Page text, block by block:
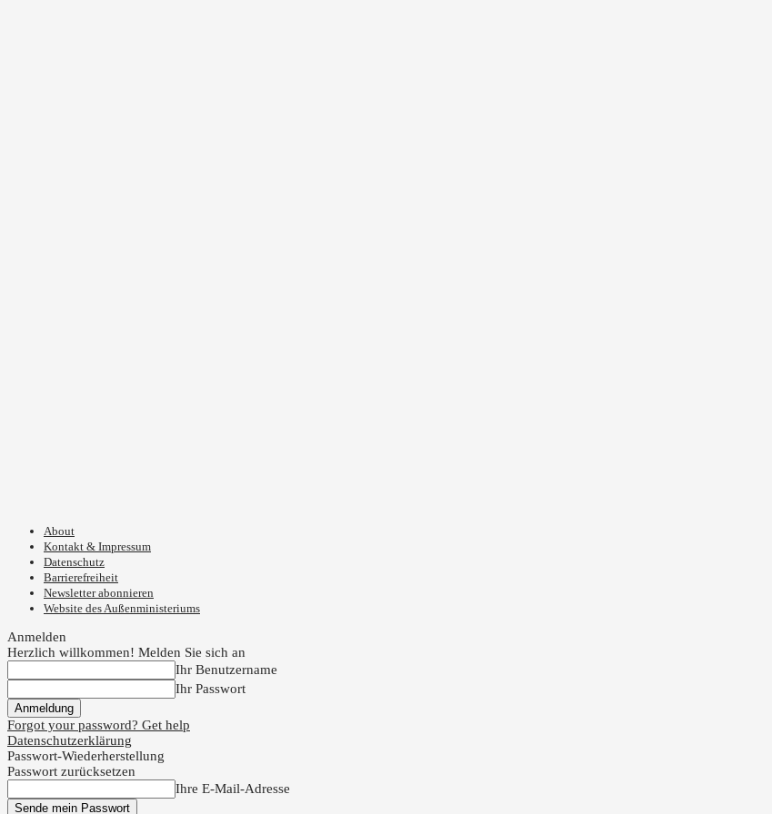
About
Kontakt & Impressum
Datenschutz
Barrierefreiheit
Newsletter abonnieren
Website des Außenministeriums
Anmelden
Herzlich willkommen! Melden Sie sich an
Ihr Benutzername
Ihr Passwort
Forgot your password? Get help
Datenschutzerklärung
Passwort-Wiederherstellung
Passwort zurücksetzen
Ihre E-Mail-Adresse